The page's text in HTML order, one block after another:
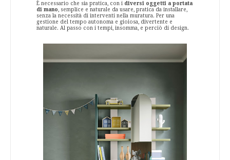
È necessario che sia pratica, con i diversi oggetti a portata
di mano, semplice e naturale da usare, pratica da installare,
senza la necessità di interventi nella muratura. Per una
gestione del tempo autonoma e gioiosa, divertente e
naturale. Al passo con i tempi, insomma, e perciò di design.